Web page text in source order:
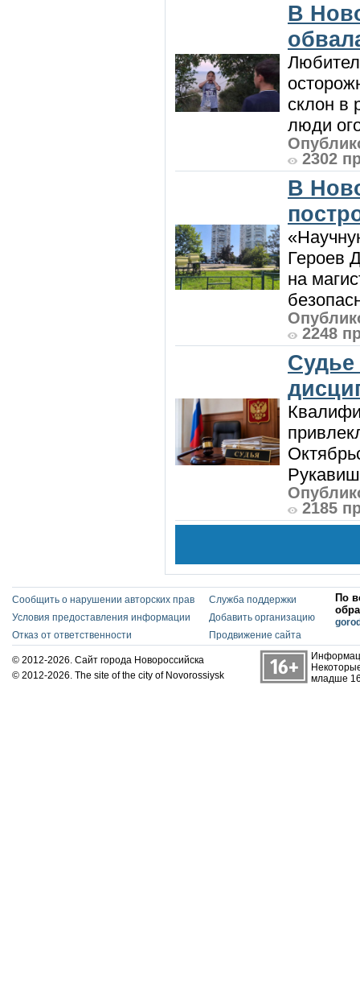
В
склон в
люди
2302
В
Героев
на
2248
2185
Сообщить о нарушении авторских прав
Условия предоставления информации
Отказ от ответственности
Служба поддержки
Добавить организацию
Продвижение сайта
По
© 2012-2026. Сайт города Новороссийска
© 2012-2026. The site of the city of Novorossiysk
младше